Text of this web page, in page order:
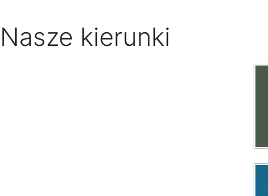
Nasze kierunki